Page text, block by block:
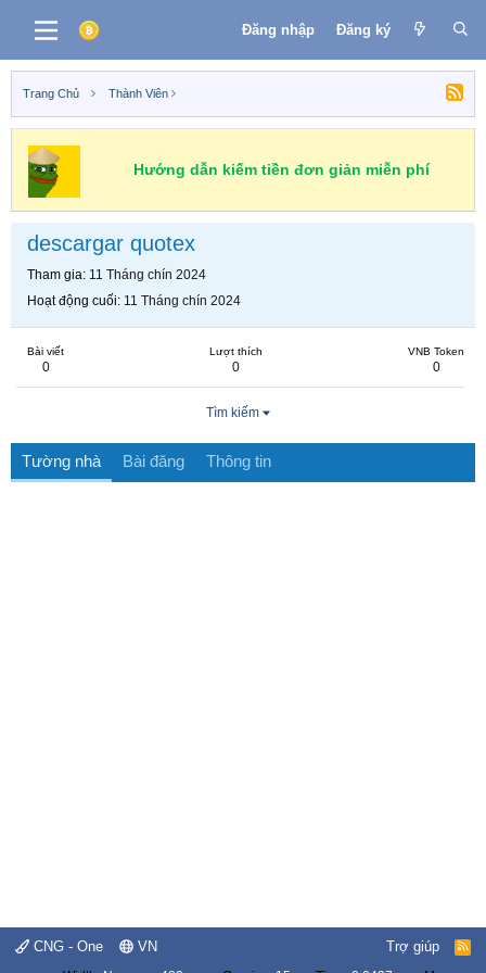
Đăng nhập Đăng ký
Trang Chủ Thành Viên
Hướng dẫn kiếm tiền đơn giản miễn phí
descargar quotex
Tham gia 11 Tháng chín 2024
Hoạt động cuối 11 Tháng chín 2024
Bài viết
0
Lượt thích
0
VNB Token
0
Tìm kiếm
Tường nhà Bài đăng Thông tin
CNG - One VN Trợ giúp
R